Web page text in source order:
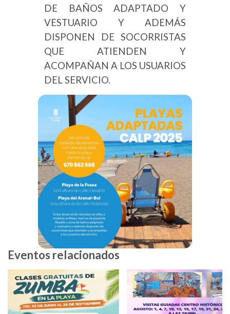
DE BAÑOS ADAPTADO Y
VESTUARIO Y ADEMÁS
DISPONEN DE SOCORRISTAS
QUE ATIENDEN Y
ACOMPAÑAN A LOS USUARIOS
DEL SERVICIO.
Eventos relacionados